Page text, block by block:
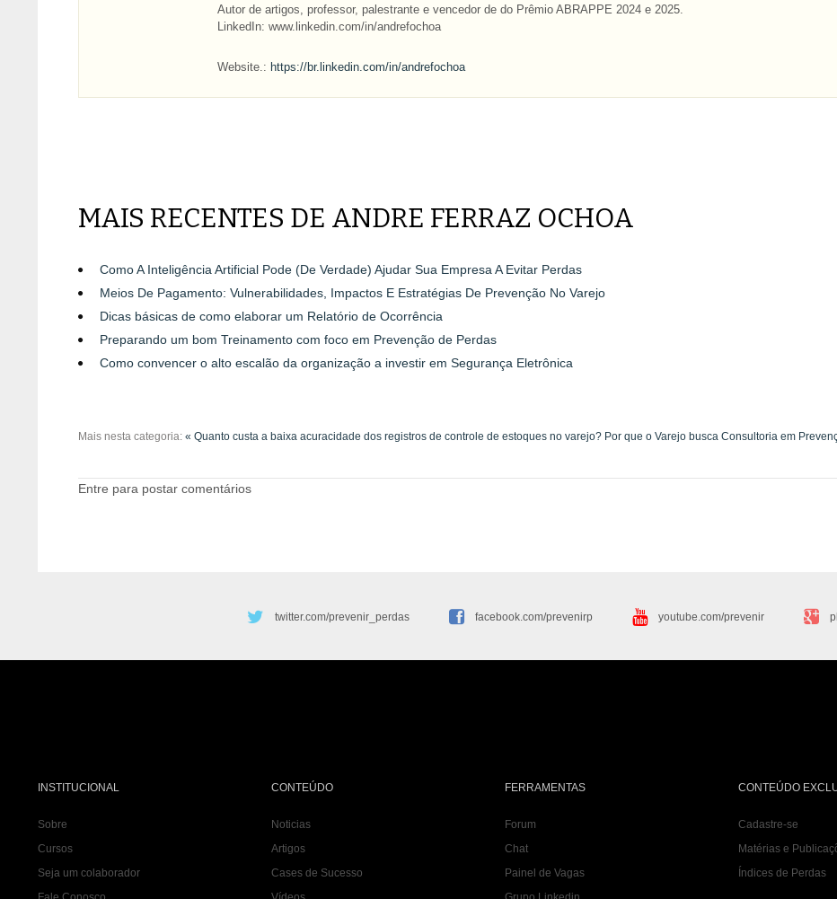
Autor de artigos, professor, palestrante e vencedor de do Prêmio ABRAPPE 2024 e 2025.
LinkedIn: www.linkedin.com/in/andrefochoa
Website.: https://br.linkedin.com/in/andrefochoa
MAIS RECENTES DE ANDRE FERRAZ OCHOA
Como A Inteligência Artificial Pode (De Verdade) Ajudar Sua Empresa A Evitar Perdas
Meios De Pagamento: Vulnerabilidades, Impactos E Estratégias De Prevenção No Varejo
Dicas básicas de como elaborar um Relatório de Ocorrência
Preparando um bom Treinamento com foco em Prevenção de Perdas
Como convencer o alto escalão da organização a investir em Segurança Eletrônica
Mais nesta categoria: « Quanto custa a baixa acuracidade dos registros de controle de estoques no varejo? Por que o Varejo busca Consultoria em
Entre para postar comentários
twitter.com/prevenir_perdas facebook.com/prevenirp youtube.com/prevenir
INSTITUCIONAL
Sobre
Cursos
Seja um colaborador
CONTEÚDO
Noticias
Artigos
Cases de Sucesso
FERRAMENTAS
Forum
Chat
Painel de Vagas
CONTEÚDO
Cadastre-se
Matérias e
Índices de Perdas